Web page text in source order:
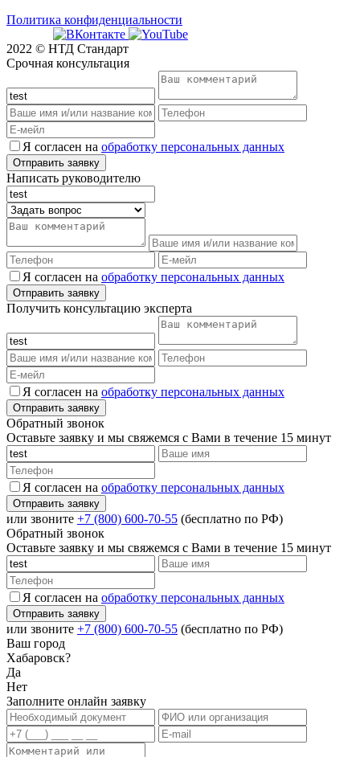
Политика конфиденциальности
2022 © НТД Стандарт
Срочная консультация
Я согласен на обработку персональных данных
Написать руководителю
Я согласен на обработку персональных данных
Получить консультацию эксперта
Я согласен на обработку персональных данных
Обратный звонок
Оставьте заявку и мы свяжемся с Вами в течение 15 минут
Я согласен на обработку персональных данных
или звоните +7 (800) 600-70-55 (бесплатно по РФ)
Обратный звонок
Оставьте заявку и мы свяжемся с Вами в течение 15 минут
Я согласен на обработку персональных данных
или звоните +7 (800) 600-70-55 (бесплатно по РФ)
Ваш город
Хабаровск?
Да
Нет
Заполните онлайн заявку